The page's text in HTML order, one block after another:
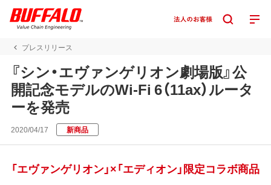
プレスリリース
『シン・エヴァンゲリオン劇場版』公
開記念モデルのWi-Fi 6（11ax）ルータ
ーを発売
2020/04/17 新商品
「エヴァンゲリオン」×「エディオン」限定コラボ商品